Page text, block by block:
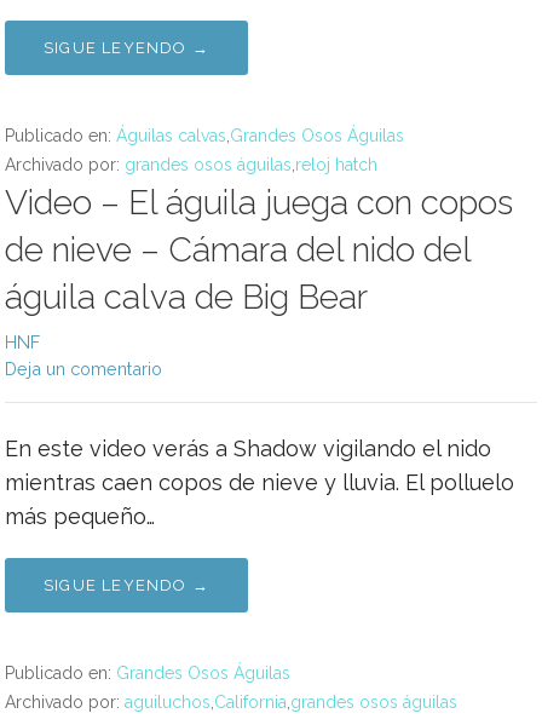
SIGUE LEYENDO →
Publicado en: Águilas calvas Grandes Osos Águilas
Archivado por: grandes osos águilas reloj hatch
Video – El águila juega con copos
de nieve – Cámara del nido del
águila calva de Big Bear
HNF
Deja un comentario
En este video verás a Shadow vigilando el nido
mientras caen copos de nieve y lluvia. El polluelo
más pequeño…
SIGUE LEYENDO →
Publicado en: Grandes Osos Águilas
Archivado por: aguiluchos California grandes osos águilas